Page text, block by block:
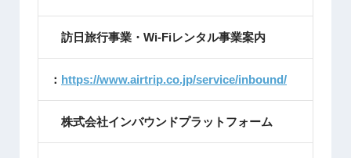
訪日旅行事業・Wi-Fiレンタル事業案内
： https://www.airtrip.co.jp/service/inbound/
株式会社インバウンドプラットフォーム